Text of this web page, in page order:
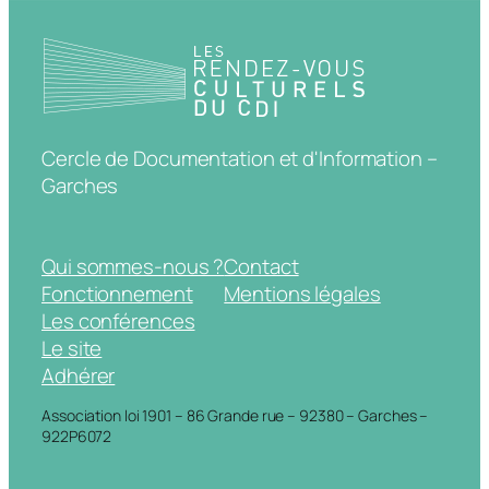
Cercle de Documentation et d'Information –
Garches
Qui sommes-nous ?
Fonctionnement
Les conférences
Le site
Adhérer
Contact
Mentions légales
Association loi 1901 – 86 Grande rue – 92380 – Garches –
922P6072